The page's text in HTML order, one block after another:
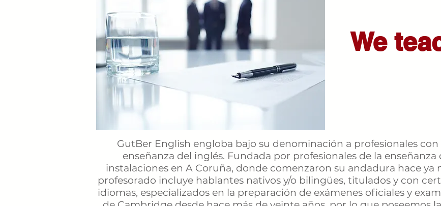
We
GutBer English engloba bajo su denominación a profesionales
enseñanza del inglés. Fundada por profesionales de la
instalaciones en A Coruña, donde comenzaron su andadura hace ya
profesorado incluye hablantes nativos y/o bilingües, titulados y con
idiomas, especializados en la preparación de exámenes oficiales y